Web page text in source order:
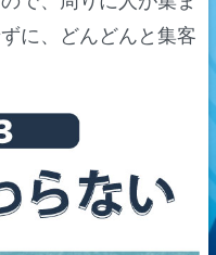
に、どんどんと集客